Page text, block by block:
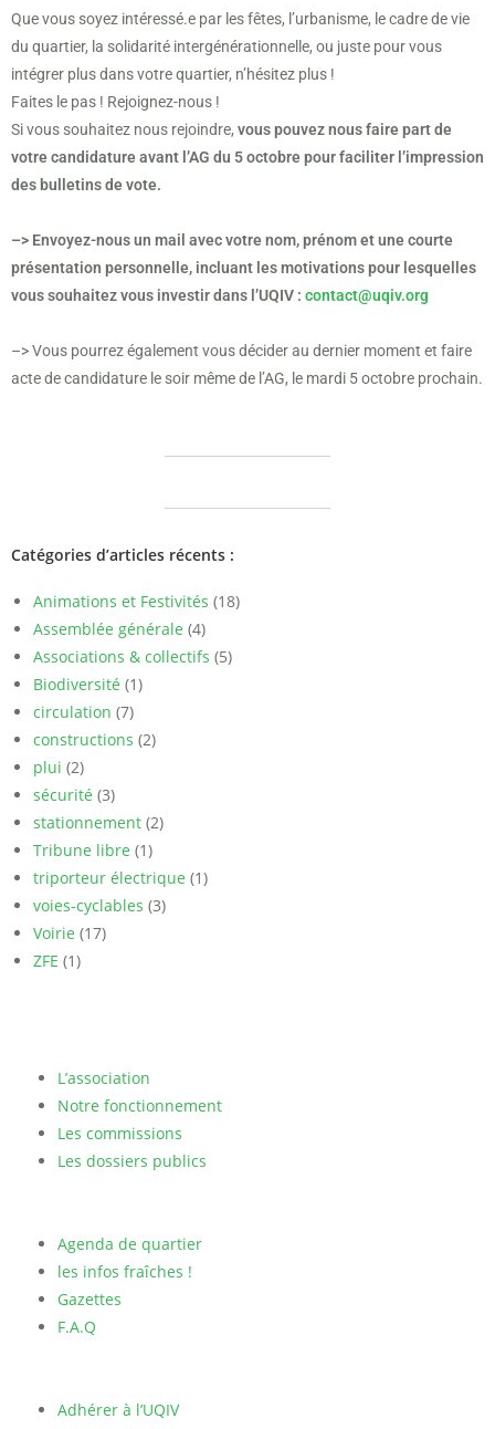
Que vous soyez intéressé.e par les fêtes, l’urbanisme, le cadre de vie
du quartier, la solidarité intergénérationnelle, ou juste pour vous
intégrer plus dans votre quartier, n’hésitez plus !
Faites le pas ! Rejoignez-nous !
Si vous souhaitez nous rejoindre, vous pouvez nous faire part de
votre candidature avant l’AG du 5 octobre pour faciliter l’impression
des bulletins de vote.
–> Envoyez-nous un mail avec votre nom, prénom et une courte
présentation personnelle, incluant les motivations pour lesquelles
vous souhaitez vous investir dans l’UQIV : contact@uqiv.org
–> Vous pourrez également vous décider au dernier moment et faire
acte de candidature le soir même de l’AG, le mardi 5 octobre prochain.
Catégories d’articles récents :
Animations et Festivités (18)
Assemblée générale (4)
Associations & collectifs (5)
Biodiversité (1)
circulation (7)
constructions (2)
plui (2)
sécurité (3)
stationnement (2)
Tribune libre (1)
triporteur électrique (1)
voies-cyclables (3)
Voirie (17)
ZFE (1)
L’association
Notre fonctionnement
Les commissions
Les dossiers publics
Agenda de quartier
les infos fraîches !
Gazettes
F.A.Q
Adhérer à l’UQIV